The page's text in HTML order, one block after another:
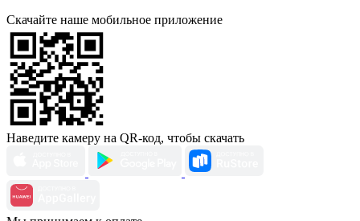
Скачайте наше мобильное приложение
Наведите камеру на QR-код, чтобы скачать